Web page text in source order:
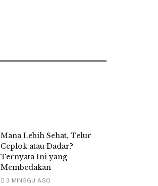
Mana Lebih Sehat, Telur
Ceplok atau Dadar?
Ternyata Ini yang
Membedakan
3 MINGGU AGO